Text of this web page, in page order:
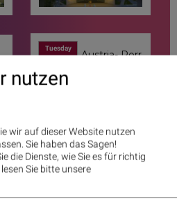
Tuesday
07
21st Austria- Porr
Saturday
11
nutzen
wir auf dieser Website nutzen
Sie haben das Sagen!
die Dienste, wie Sie es für richtig
Sie bitte unsere